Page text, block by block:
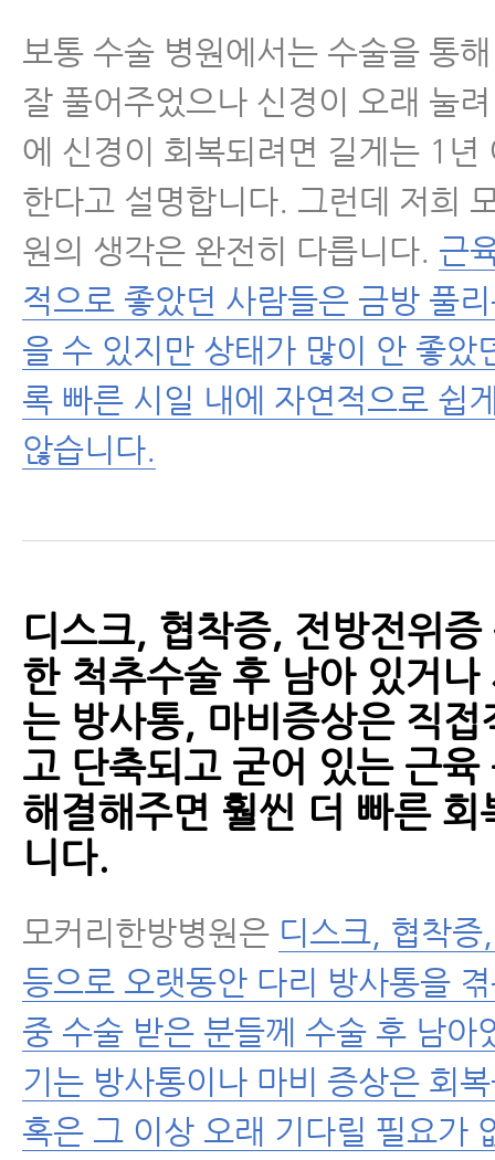
보통 수술 병원에서는 수술을 통
잘 풀어주었으나 신경이 오래 눌
에 신경이 회복되려면 길게는 1년
한다고 설명합니다. 그런데 저희
원의 생각은 완전히 다릅니다. 근
적으로 좋았던 사람들은 금방 풀
을 수 있지만 상태가 많이 안 좋았
록 빠른 시일 내에 자연적으로 쉽
않습니다.
디스크, 협착증, 전방전위증
한 척추수술 후 남아 있거나
는 방사통, 마비증상은 직접
고 단축되고 굳어 있는 근육
해결해주면 훨씬 더 빠른 회
니다.
모커리한방병원은 디스크, 협착
등으로 오랫동안 다리 방사통을
중 수술 받은 분들께 수술 후 남아
기는 방사통이나 마비 증상은 회
혹은 그 이상 오래 기다릴 필요가